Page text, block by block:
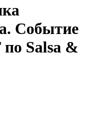
Событие
Salsa &